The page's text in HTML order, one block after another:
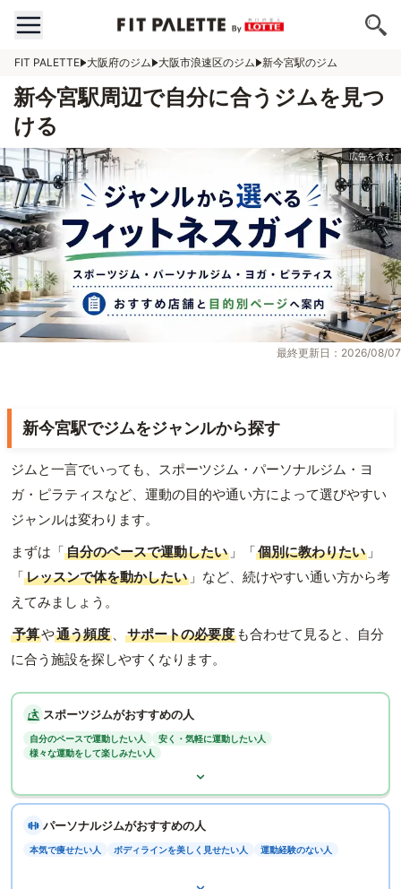
FIT PALETTE 大阪府のジム 大阪市浪速区のジム 新今宮駅のジム
新今宮駅周辺で自分に合うジムを見つ
ける
最終更新日：2026/08/07
新今宮駅でジムをジャンルから探す
ジムと一言でいっても、スポーツジム・パーソナルジム・ヨ
ガ・ピラティスなど、運動の目的や通い方によって選びやすい
ジャンルは変わります。
まずは「自分のペースで運動したい 」「個別に教わりたい 」
「レッスンで体を動かしたい 」など、続けやすい通い方から考
えてみましょう。
予算や通う頻度 、 サポートの必要度 も合わせて見ると、自分
に合う施設を探しやすくなります。
スポーツジムがおすすめの人
自分のペースで運動したい人
安く・気軽に運動したい人
様々な運動をして楽しみたい人
パーソナルジムがおすすめの人
本気で痩せたい人 ボディラインを美しく見せたい人 運動経験のない人